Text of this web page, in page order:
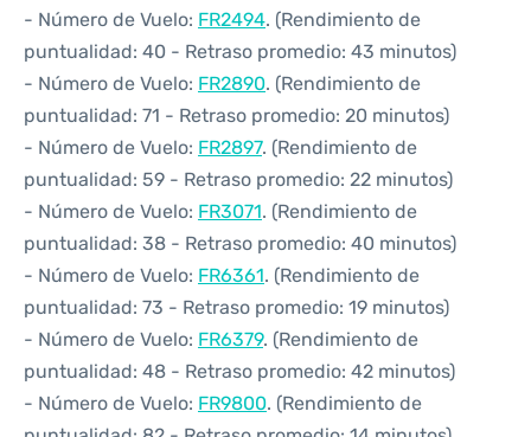
- Número de Vuelo: FR2494. (Rendimiento de
puntualidad: 40 - Retraso promedio: 43 minutos)
- Número de Vuelo: FR2890. (Rendimiento de
puntualidad: 71 - Retraso promedio: 20 minutos)
- Número de Vuelo: FR2897. (Rendimiento de
puntualidad: 59 - Retraso promedio: 22 minutos)
- Número de Vuelo: FR3071. (Rendimiento de
puntualidad: 38 - Retraso promedio: 40 minutos)
- Número de Vuelo: FR6361. (Rendimiento de
puntualidad: 73 - Retraso promedio: 19 minutos)
- Número de Vuelo: FR6379. (Rendimiento de
puntualidad: 48 - Retraso promedio: 42 minutos)
- Número de Vuelo: FR9800. (Rendimiento de